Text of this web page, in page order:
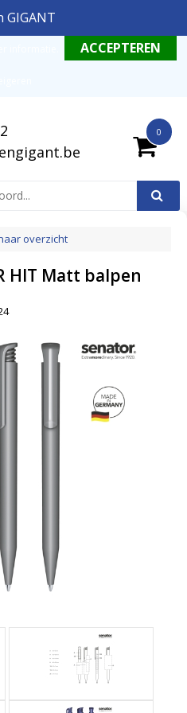
GIGANT
0
overzicht
HIT Matt balpen
geldende omgang productinformatie